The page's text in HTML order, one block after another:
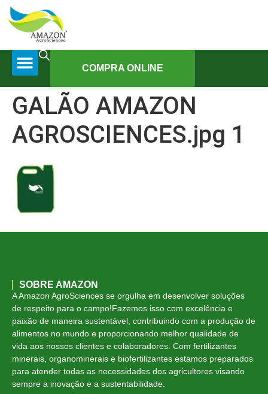
COMPRA ONLINE
GALÃO AMAZON
AGROSCIENCES.jpg 1
SOBRE AMAZON
A Amazon AgroSciences se orgulha em desenvolver soluções
de respeito para o campo!Fazemos isso com excelência e
paixão de maneira sustentável, contribuindo com a produção de
alimentos no mundo e proporcionando melhor qualidade de
vida aos nossos clientes e colaboradores. Com fertilizantes
minerais, organominerais e biofertilizantes estamos preparados
para atender todas as necessidades dos agricultores visando
sempre a inovação e a sustentabilidade.